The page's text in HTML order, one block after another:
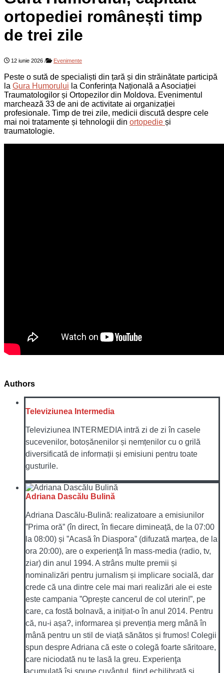
ortopediei românești timp
de trei zile
12 iunie 2026 / Evenimente
Peste o sută de specialiști din țară și din străinătate participă
la Gura Humorului la Conferința Națională a Asociației
Traumatologilor și Ortopezilor din Moldova. Evenimentul
marchează 33 de ani de activitate ai organizației
profesionale. Timp de trei zile, medicii discută despre cele
mai noi tratamente și tehnologii din ortopedie și
traumatologie.
Authors
Televiziunea Intermedia
Televiziunea INTERMEDIA intră zi de zi în casele
sucevenilor, botoșănenilor și nemțenilor cu o grilă
diversificată de informații și emisiuni pentru toate
gusturile.
Adriana Dascălu Bulină
Adriana Dascălu-Bulină: realizatoare a emisiunilor
”Prima oră” (în direct, în fiecare dimineață, de la 07:00
la 08:00) și ”Acasă în Diaspora” (difuzată marțea, de la
ora 20:00), are o experienţă în mass-media (radio, tv,
ziar) din anul 1994. A strâns multe premii și
nominalizări pentru jurnalism și implicare socială, dar
crede că una dintre cele mai mari realizări ale ei este
este campania ”Oprește cancerul de col uterin!”, pe
care, ca fostă bolnavă, a inițiat-o în anul 2014. Pentru
că, nu-i așa?, informarea și prevenția merg mână în
mână pentru un stil de viață sănătos și frumos! Colegii
spun despre Adriana că este o colegă foarte săritoare,
care niciodată nu te lasă la greu. Experienţa
acumulată îşi spune cuvântul, fiind echilibrată şi